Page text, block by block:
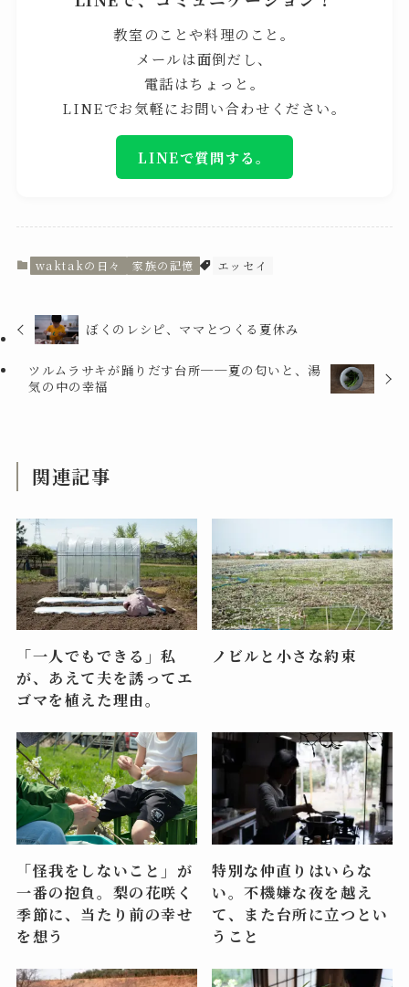
教室のことや料理のこと。
メールは面倒だし、
電話はちょっと。
LINEでお気軽にお問い合わせください。
LINEで質問する。
waktakの日々 家族の記憶 エッセイ
ぼくのレシピ、ママとつくる夏休み
ツルムラサキが踊りだす台所──夏の匂いと、湯
気の中の幸福
関連記事
「一人でもできる」私
が、あえて夫を誘ってエ
ゴマを植えた理由。
ノビルと小さな約束
「怪我をしないこと」が
一番の抱負。梨の花咲く
季節に、当たり前の幸せ
を想う
特別な仲直りはいらな
い。不機嫌な夜を越え
て、また台所に立つとい
うこと